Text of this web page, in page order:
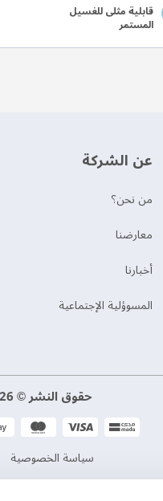
قابلية مثلى للغسيل
المستمر
عن الشركة
من نحن؟
‫معارضنا‬
‫أخبارنا‬
المسوؤلية الإجتماعية
حقوق النشر © 2026 دهانات الجزيرة
سياسة الخصوصية